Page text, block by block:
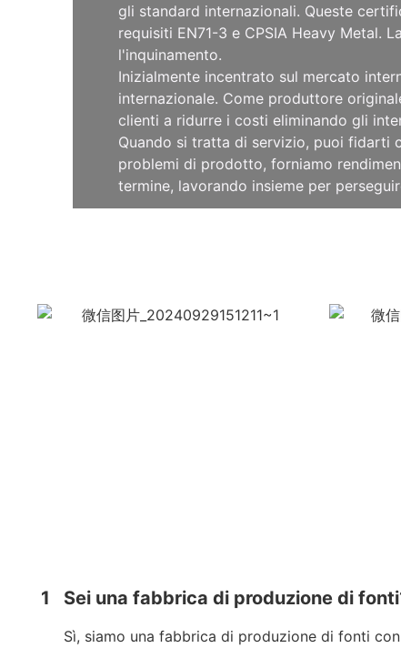
gli standard internazionali. Queste
requisiti EN71-3 e CPSIA Heavy Metal.
l'inquinamento.
Inizialmente incentrato sul mercato
internazionale. Come produttore
clienti a ridurre i costi eliminando gli
Quando si tratta di servizio, puoi fidarti
problemi di prodotto, forniamo
termine, lavorando insieme per
1 Sei una fabbrica di produzione di
Sì, siamo una fabbrica di produzione di fonti